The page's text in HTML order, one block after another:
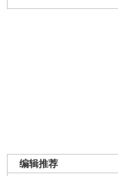
编辑推荐